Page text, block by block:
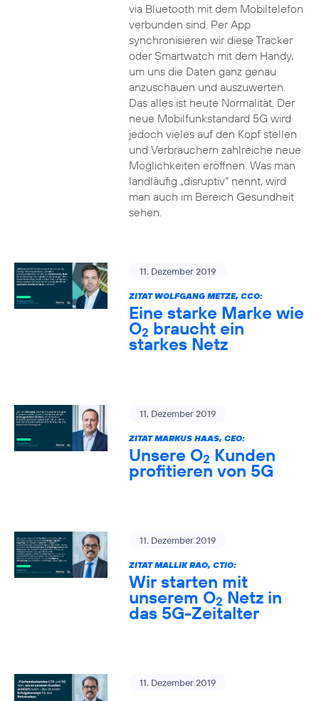
via Bluetooth mit dem Mobiltelefon
verbunden sind. Per App
synchronisieren wir diese Tracker
oder Smartwatch mit dem Handy,
um uns die Daten ganz genau
anzuschauen und auszuwerten.
Das alles ist heute Normalität. Der
neue Mobilfunkstandard 5G wird
jedoch vieles auf den Kopf stellen
und Verbrauchern zahlreiche neue
Möglichkeiten eröffnen. Was man
landläufig „disruptiv“ nennt, wird
man auch im Bereich Gesundheit
sehen.
11. Dezember 2019
ZITAT WOLFGANG METZE, CCO:
Eine starke Marke wie
O2 braucht ein
starkes Netz
11. Dezember 2019
ZITAT MARKUS HAAS, CEO:
Unsere O2 Kunden
profitieren von 5G
11. Dezember 2019
ZITAT MALLIK RAO, CTIO:
Wir starten mit
unserem O2 Netz in
das 5G-Zeitalter
11. Dezember 2019